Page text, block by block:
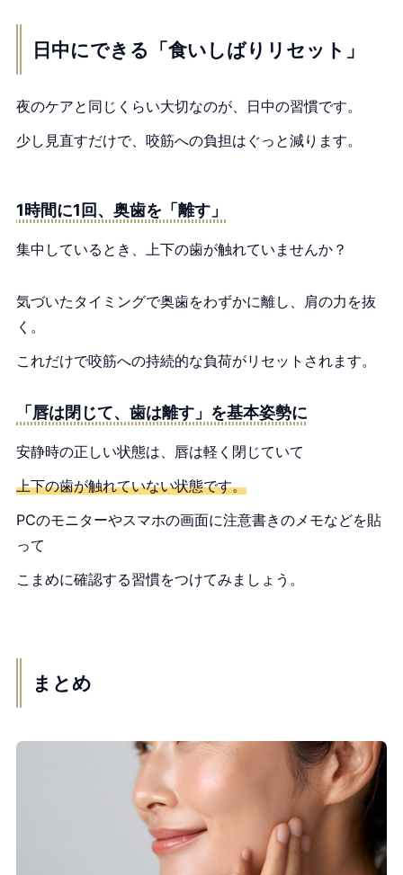
日中にできる「食いしばりリセット」
夜のケアと同じくらい大切なのが、日中の習慣です。
少し見直すだけで、咬筋への負担はぐっと減ります。
1時間に1回、奥歯を「離す」
集中しているとき、上下の歯が触れていませんか？
気づいたタイミングで奥歯をわずかに離し、肩の力を抜
く。
これだけで咬筋への持続的な負荷がリセットされます。
「唇は閉じて、歯は離す」を基本姿勢に
安静時の正しい状態は、唇は軽く閉じていて
上下の歯が触れていない状態です。
PCのモニターやスマホの画面に注意書きのメモなどを貼
って
こまめに確認する習慣をつけてみましょう。
まとめ